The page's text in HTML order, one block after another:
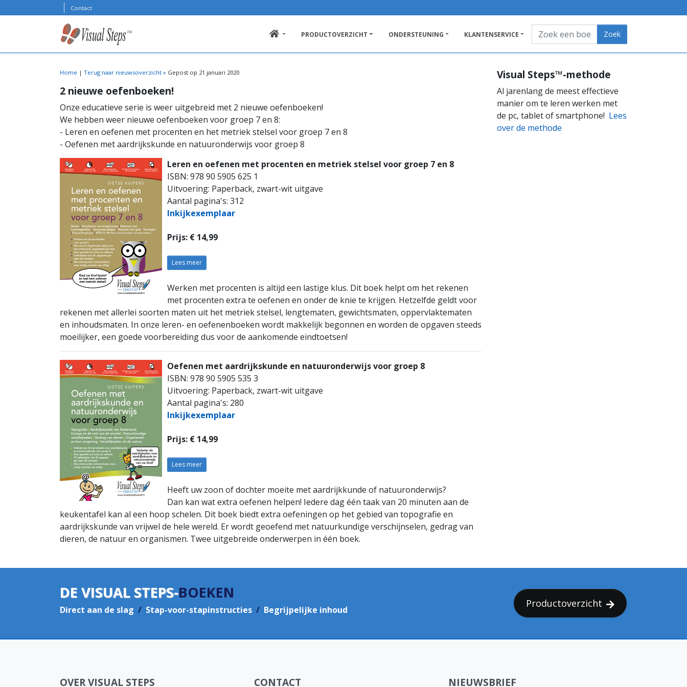
Contact
Zoeken
Zoek
PRODUCTOVERZICHT ONDERSTEUNING KLANTENSERVICE
Home | Terug naar nieuwsoverzicht » Gepost op 21 januari 2020
2 nieuwe oefenboeken!
Onze educatieve serie is weer uitgebreid met 2 nieuwe oefenboeken!
We hebben weer nieuwe oefenboeken voor groep 7 en 8:
- Leren en oefenen met procenten en het metriek stelsel voor groep 7 en 8
- Oefenen met aardrijkskunde en natuuronderwijs voor groep 8
Leren en oefenen met procenten en metriek stelsel voor groep 7 en 8
ISBN: 978 90 5905 625 1
Uitvoering: Paperback, zwart-wit uitgave
Aantal pagina's: 312
Inkijkexemplaar
Prijs: € 14,99
Lees meer
Werken met procenten is altijd een lastige klus. Dit boek helpt om het rekenen
met procenten extra te oefenen en onder de knie te krijgen. Hetzelfde geldt voor
rekenen met allerlei soorten maten uit het metriek stelsel, lengtematen, gewichtsmaten, oppervlaktematen
en inhoudsmaten. In onze leren- en oefenenboeken wordt makkelijk begonnen en worden de opgaven steeds
moeilijker, een goede voorbereiding dus voor de aankomende eindtoetsen!
Oefenen met aardrijkskunde en natuuronderwijs voor groep 8
ISBN: 978 90 5905 535 3
Uitvoering: Paperback, zwart-wit uitgave
Aantal pagina's: 280
Inkijkexemplaar
Prijs: € 14,99
Lees meer
Heeft uw zoon of dochter moeite met aardrijkkunde of natuuronderwijs?
Dan kan wat extra oefenen helpen! Iedere dag één taak van 20 minuten aan de
keukentafel kan al een hoop schelen. Dit boek biedt extra oefeningen op het gebied van topografie en
aardrijkskunde van vrijwel de hele wereld. Er wordt geoefend met natuurkundige verschijnselen, gedrag van
dieren, de natuur en organismen. Twee uitgebreide onderwerpen in één boek.
Visual Steps™-methode
Al jarenlang de meest effectieve
manier om te leren werken met
de pc, tablet of smartphone! Lees
over de methode
DE VISUAL STEPS-BOEKEN
Direct aan de slag / Stap-voor-stapinstructies / Begrijpelijke inhoud
Productoverzicht
OVER VISUAL STEPS CONTACT NIEUWSBRIEF